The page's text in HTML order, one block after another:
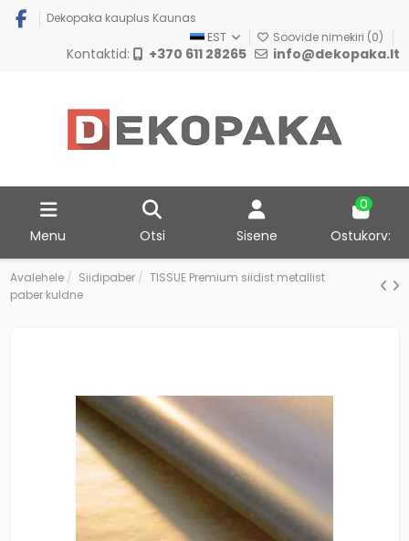
Dekopaka kauplus Kaunas
EST
Soovide nimekiri (0)
Kontaktid: +370 611 28265 info@dekopaka.lt
Menu Otsi Sisene
0
Ostukorv:
Avalehele Siidipaber
TISSUE Premium siidist metallist
paber kuldne